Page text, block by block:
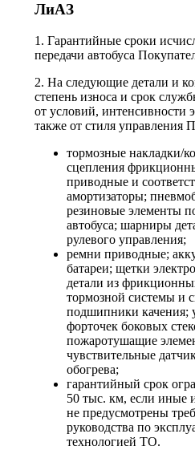
ЛиАЗ
1. Гарантийные сроки
передачи автобуса
2. На следующие детали и
степень износа и срок
от условий, интенсивности
также от стиля управления
тормозные накладки/
сцепления
приводные и
амортизаторы;
резиновые элементы
автобуса; шарниры
рулевого управления;
ремни приводные;
батареи; щетки
детали из
тормозной системы и
подшипники качения;
форточек боковых
пожаротушащие
чувствительные
обогрева;
гарантийный срок
50 тыс. км, если иные
не предусмотрены
руководства по
технологией ТО.